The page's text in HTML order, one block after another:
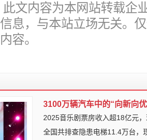
文内容为本网站转载企
息，与本站立场无关。
容。
3100万辆汽车中的“向新向
2025音乐剧票房收入超18亿元
全国共排查隐患电梯11.4万台，